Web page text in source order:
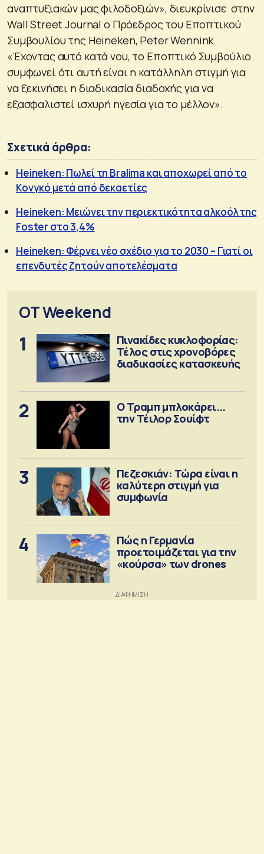
αναπτυξιακών μας φιλοδοξιών», διευκρίνισε στην
Wall Street Journal ο Πρόεδρος του Εποπτικού
Συμβουλίου της Heineken, Peter Wennink.
«Έχοντας αυτό κατά νου, το Εποπτικό Συμβούλιο
συμφωνεί ότι αυτή είναι η κατάλληλη στιγμή για
να ξεκινήσει η διαδικασία διαδοχής για να
εξασφαλιστεί ισχυρή ηγεσία για το μέλλον».
Σχετικά άρθρα:
Heineken: Πωλεί τη Bralima και αποχωρεί από το
Κονγκό μετά από δεκαετίες
Heineken: Μειώνει την περιεκτικότητα αλκοόλ της
Foster στο 3,4%
Heineken: Φέρνει νέο σχέδιο για το 2030 – Γιατί οι
επενδυτές ζητούν αποτελέσματα
OT Weekend
1
Πινακίδες κυκλοφορίας:
Τέλος στις χρονοβόρες
διαδικασίες κατασκευής
2
Ο Τραμπ μπλοκάρει...
την Τέιλορ Σουίφτ
3
Πεζεσκιάν: Τώρα είναι η
καλύτερη στιγμή για
συμφωνία
4
Πώς η Γερμανία
προετοιμάζεται για την
«κούρσα» των drones